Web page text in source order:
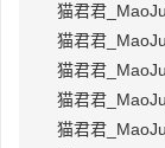
猫君君
猫君君
猫君君
猫君君
猫君君